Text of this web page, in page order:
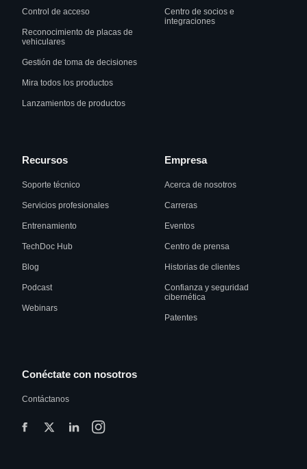
Control de acceso
Reconocimiento de placas de
vehiculares
Gestión de toma de decisiones
Mira todos los productos
Lanzamientos de productos
Centro de socios e
integraciones
Recursos
Soporte técnico
Servicios profesionales
Entrenamiento
TechDoc Hub
Blog
Podcast
Webinars
Empresa
Acerca de nosotros
Carreras
Eventos
Centro de prensa
Historias de clientes
Confianza y seguridad
cibernética
Patentes
Conéctate con nosotros
Contáctanos